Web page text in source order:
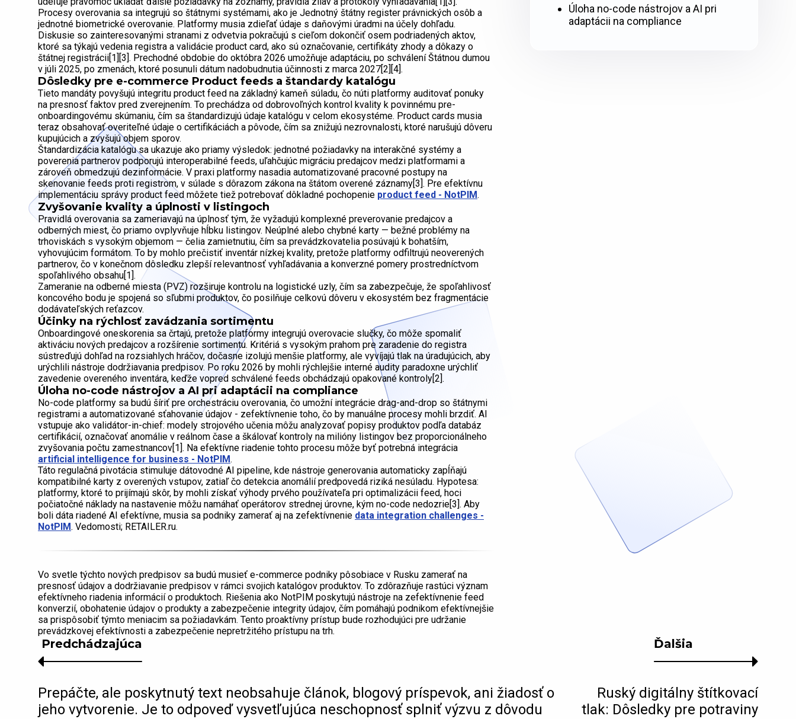
Procesy overovania sa integrujú so štátnymi systémami, ako je Jednotný štátny register právnických osôb a
jednotné biometrické overovanie. Platformy musia zdieľať údaje s daňovými úradmi na účely dohľadu.
Diskusie so zainteresovanými stranami z odvetvia pokračujú s cieľom dokončiť osem podriadených aktov,
ktoré sa týkajú vedenia registra a validácie product card, ako sú označovanie, certifikáty zhody a dôkazy o
štátnej registrácii[1][3]. Prechodné obdobie do októbra 2026 umožňuje adaptáciu, po schválení Štátnou dumou
v júli 2025, po zmenách, ktoré posunuli dátum nadobudnutia účinnosti z marca 2027[2][4].
Dôsledky pre e-commerce Product feeds a štandardy katalógu
Tieto mandáty povyšujú integritu product feed na základný kameň súladu, čo núti platformy auditovať ponuky
na presnosť faktov pred zverejnením. To prechádza od dobrovoľných kontrol kvality k povinnému pre-
onboardingovému skúmaniu, čím sa štandardizujú údaje katalógu v celom ekosystéme. Product cards musia
teraz obsahovať overiteľné údaje o certifikáciách a pôvode, čím sa znižujú nezrovnalosti, ktoré narušujú dôveru
kupujúcich a zvyšujú objem sporov.
Štandardizácia katalógu sa ukazuje ako priamy výsledok: jednotné požiadavky na interakčné systémy a
poverenia partnerov podporujú interoperabilné feeds, uľahčujúc migráciu predajcov medzi platformami a
zároveň obmedzujú dezinformácie. V praxi platformy nasadia automatizované pracovné postupy na
skenovanie feeds proti registrom, v súlade s dôrazom zákona na štátom overené záznamy[3]. Pre efektívnu
implementáciu správy product feed môžete tiež potrebovať dôkladné pochopenie product feed - NotPIM.
Zvyšovanie kvality a úplnosti v listingoch
Pravidlá overovania sa zameriavajú na úplnosť tým, že vyžadujú komplexné preverovanie predajcov a
odberných miest, čo priamo ovplyvňuje hĺbku listingov. Neúplné alebo chybné karty — bežné problémy na
trhoviskách s vysokým objemom — čelia zamietnutiu, čím sa prevádzkovatelia posúvajú k bohatším,
vyhovujúcim formátom. To by mohlo prečistiť inventár nízkej kvality, pretože platformy odfiltrujú neoverených
partnerov, čo v konečnom dôsledku zlepší relevantnosť vyhľadávania a konverzné pomery prostredníctvom
spoľahlivého obsahu[1].
Zameranie na odberné miesta (PVZ) rozširuje kontrolu na logistické uzly, čím sa zabezpečuje, že spoľahlivosť
koncového bodu je spojená so sľubmi produktov, čo posilňuje celkovú dôveru v ekosystém bez fragmentácie
dodávateľských reťazcov.
Účinky na rýchlosť zavádzania sortimentu
Onboardingové oneskorenia sa črtajú, pretože platformy integrujú overovacie slučky, čo môže spomaliť
aktiváciu nových predajcov a rozšírenie sortimentu. Kritériá s vysokým prahom pre zaradenie do registra
sústreďujú dohľad na rozsiahlych hráčov, dočasne izolujú menšie platformy, ale vyvíjajú tlak na úradujúcich, aby
urýchlili nástroje dodržiavania predpisov. Po roku 2026 by mohli rýchlejšie interné audity paradoxne urýchliť
zavedenie overeného inventára, keďže vopred schválené feeds obchádzajú opakované kontroly[2].
Úloha no-code nástrojov a AI pri adaptácii na compliance
No-code platformy sa budú šíriť pre orchestráciu overovania, čo umožní integrácie drag-and-drop so štátnymi
registrami a automatizované sťahovanie údajov - zefektívnenie toho, čo by manuálne procesy mohli brzdiť. AI
vstupuje ako validátor-in-chief: modely strojového učenia môžu analyzovať popisy produktov podľa databáz
certifikácií, označovať anomálie v reálnom čase a škálovať kontroly na milióny listingov bez proporcionálneho
zvyšovania počtu zamestnancov[1]. Na efektívne riadenie tohto procesu môže byť potrebná integrácia
artificial intelligence for business - NotPIM.
Táto regulačná pivotácia stimuluje dátovodné AI pipeline, kde nástroje generovania automaticky zapĺňajú
kompatibilné karty z overených vstupov, zatiaľ čo detekcia anomálií predpovedá riziká nesúladu. Hypotesa:
platformy, ktoré to prijímajú skôr, by mohli získať výhody prvého používateľa pri optimalizácii feed, hoci
počiatočné náklady na nastavenie môžu namáhať operátorov strednej úrovne, kým no-code nedozrie[3]. Aby
boli dáta riadené AI efektívne, musia sa podniky zamerať aj na zefektívnenie data integration challenges -
NotPIM. Vedomosti; RETAILER.ru.
Vo svetle týchto nových predpisov sa budú musieť e-commerce podniky pôsobiace v Rusku zamerať na
presnosť údajov a dodržiavanie predpisov v rámci svojich katalógov produktov. To zdôrazňuje rastúci význam
efektívneho riadenia informácií o produktoch. Riešenia ako NotPIM poskytujú nástroje na zefektívnenie feed
konverzií, obohatenie údajov o produkty a zabezpečenie integrity údajov, čím pomáhajú podnikom efektívnejšie
sa prispôsobiť týmto meniacim sa požiadavkám. Tento proaktívny prístup bude rozhodujúci pre udržanie
prevádzkovej efektívnosti a zabezpečenie nepretržitého prístupu na trh.
Úloha no-code nástrojov a AI pri
adaptácii na compliance
Ďalšia
Ruský digitálny štítkovací
tlak: Dôsledky pre potraviny
Predchádzajúca
Prepáčte, ale poskytnutý text neobsahuje článok, blogový príspevok, ani žiadosť o
jeho vytvorenie. Je to odpoveď vysvetľujúca neschopnosť splniť výzvu z dôvodu